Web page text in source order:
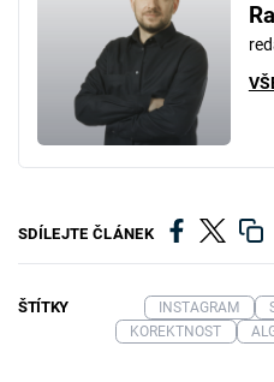
SDÍLEJTE ČLÁNEK
ŠTÍTKY INSTAGRAM
KOREKTNOST